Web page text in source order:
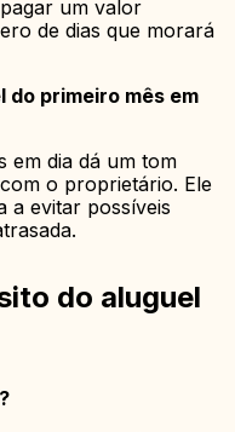
um valor
de dias que morará
do primeiro mês em
em dia dá um tom
o proprietário. Ele
a evitar possíveis
do aluguel